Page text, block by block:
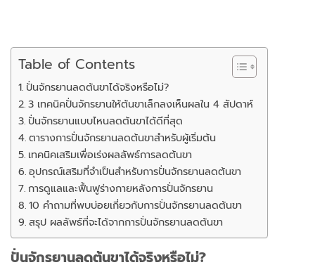
Table of Contents
ปั่นจักรยานลดต้นขาได้จริงหรือไม่?
3 เทคนิคปั่นจักรยานให้ต้นขาเล็กลงเห็นผลใน 4 สัปดาห์
ปั่นจักรยานแบบไหนลดต้นขาได้ดีที่สุด
ตารางการปั่นจักรยานลดต้นขาสำหรับผู้เริ่มต้น
เทคนิคเสริมเพื่อเร่งผลลัพธ์การลดต้นขา
อุปกรณ์เสริมที่จำเป็นสำหรับการปั่นจักรยานลดต้นขา
การดูแลและฟื้นฟูร่างกายหลังการปั่นจักรยาน
10 คำถามที่พบบ่อยเกี่ยวกับการปั่นจักรยานลดต้นขา
สรุป ผลลัพธ์ที่จะได้จากการปั่นจักรยานลดต้นขา
ปั่นจักรยานลดต้นขาได้จริงหรือไม่?